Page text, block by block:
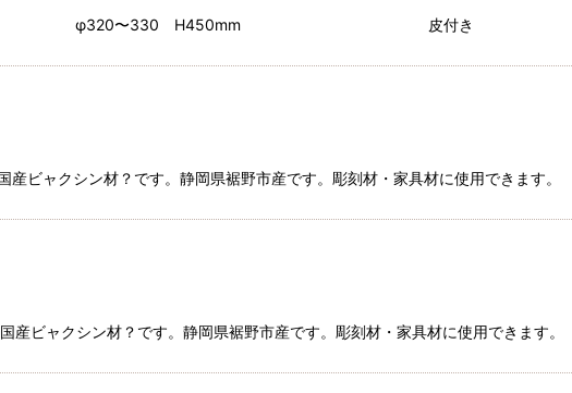
〜330 H450mm 皮付
ャクシン材？です。静岡県裾野市産です。彫刻材・家具材に使用できます。
ャクシン材？です。静岡県裾野市産です。彫刻材・家具材に使用できます。